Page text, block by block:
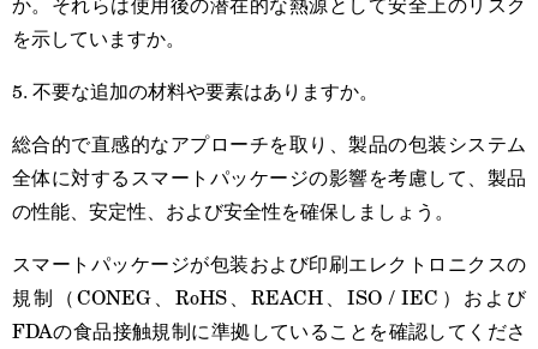
を示していますか。
5. 不要な追加の材料や要素はありますか。
総合的で直感的なアプローチを取り、製品の包装システム
全体に対するスマートパッケージの影響を考慮して、製品
の性能、安定性、および安全性を確保しましょう。
スマートパッケージが包装および印刷エレクトロニクスの
規制（CONEG、RoHS、REACH、ISO / IEC）および
FDAの食品接触規制に準拠していることを確認してくださ